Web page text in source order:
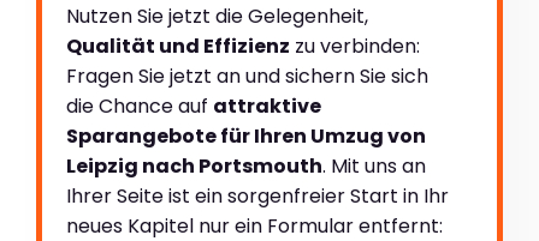
Nutzen Sie jetzt die Gelegenheit,
Qualität und Effizienz zu verbinden:
Fragen Sie jetzt an und sichern Sie sich
die Chance auf attraktive
Sparangebote für Ihren Umzug von
Leipzig nach Portsmouth. Mit uns an
Ihrer Seite ist ein sorgenfreier Start in Ihr
neues Kapitel nur ein Formular entfernt: